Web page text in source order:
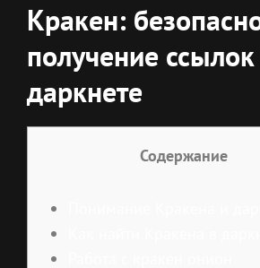
Кракен:
получение
даркнете
Содержание